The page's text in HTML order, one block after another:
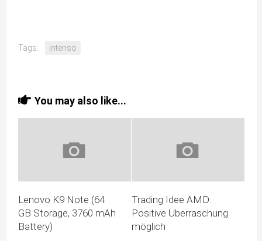
Tags: intenso
You may also like...
Lenovo K9 Note (64
GB Storage, 3760 mAh
Battery)
Trading Idee AMD:
Positive Überraschung
möglich